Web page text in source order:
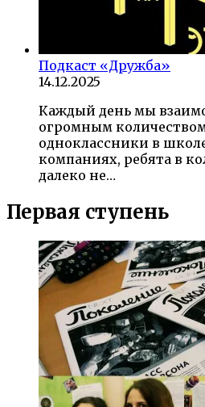
Подкаст «Дружба»
14.12.2025
Каждый день мы
огромным
одноклассники в
компаниях, ребята в
далеко не…
Первая ступень